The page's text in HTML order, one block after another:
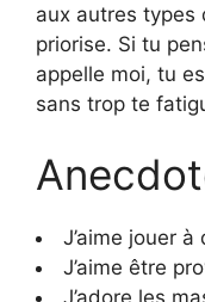
aux autres types
priorise. Si tu
appelle moi, tu
sans trop te
J’aime jouer
J’aime être